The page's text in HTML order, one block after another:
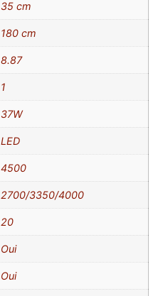
35 cm
180 cm
8.87
1
37W
LED
4500
2700/3350/4000
20
Oui
Oui